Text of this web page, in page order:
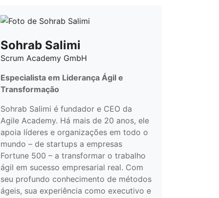
Sohrab Salimi
Scrum Academy GmbH
Especialista em Liderança Ágil e
Transformação
Sohrab Salimi é fundador e CEO da
Agile Academy. Há mais de 20 anos, ele
apoia líderes e organizações em todo o
mundo – de startups a empresas
Fortune 500 – a transformar o trabalho
ágil em sucesso empresarial real. Com
seu profundo conhecimento de métodos
ágeis, sua experiência como executivo e